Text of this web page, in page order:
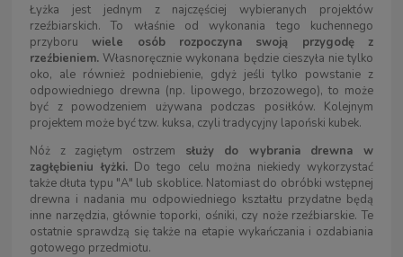
Łyżka jest jednym z najczęściej wybieranych projektów
rzeźbiarskich. To właśnie od wykonania tego kuchennego
przyboru wiele osób rozpoczyna swoją przygodę z
rzeźbieniem. Własnoręcznie wykonana będzie cieszyła nie tylko
oko, ale również podniebienie, gdyż jeśli tylko powstanie z
odpowiedniego drewna (np. lipowego, brzozowego), to może
być z powodzeniem używana podczas posiłków. Kolejnym
projektem może być tzw. kuksa, czyli tradycyjny lapoński kubek.
Nóż z zagiętym ostrzem służy do wybrania drewna w
zagłębieniu łyżki. Do tego celu można niekiedy wykorzystać
także dłuta typu "A" lub skoblice. Natomiast do obróbki wstępnej
drewna i nadania mu odpowiedniego kształtu przydatne będą
inne narzędzia, głównie toporki, ośniki, czy noże rzeźbiarskie. Te
ostatnie sprawdzą się także na etapie wykańczania i ozdabiania
gotowego przedmiotu.